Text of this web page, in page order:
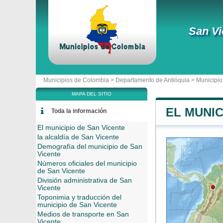
San
Municipios de Colombia > Departamento de Antióquia >
EL
MAPA DEL SITIO
Toda la información
El municipio de San Vicente
la alcaldía de San Vicente
Demografía del municipio de San
Vicente
Números oficiales del municipio
de San Vicente
División administrativa de San
Vicente
Toponimia y traducción del
municipio de San Vicente
Medios de transporte en San